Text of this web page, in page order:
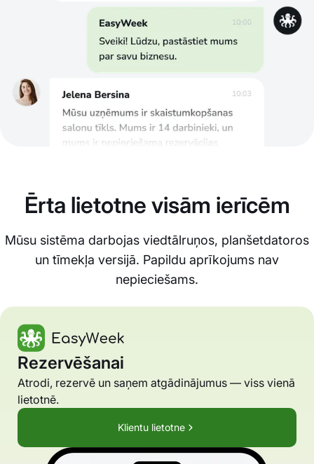
Ērta lietotne visām ierīcēm
Mūsu sistēma darbojas viedtālruņos, planšetdatoros
un tīmekļa versijā. Papildu aprīkojums nav
nepieciešams.
Rezervēšanai
Atrodi, rezervē un saņem atgādinājumus — viss vienā
lietotnē.
Klientu lietotne